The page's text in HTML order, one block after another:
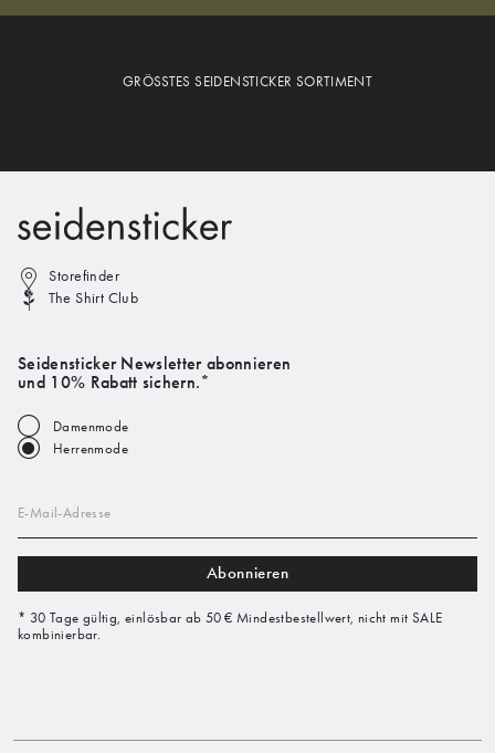
GRÖSSTES SEIDENSTICKER SORTIMENT
Storefinder
The Shirt Club
Seidensticker Newsletter abonnieren
und 10% Rabatt sichern.*
Damenmode
Herrenmode
E-Mail-Adresse
Abonnieren
* 30 Tage gültig, einlösbar ab 50 € Mindestbestellwert, nicht mit SALE
kombinierbar.